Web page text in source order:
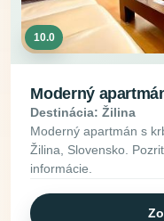
10.0
Moderný
Destinácia: Žilina
Moderný apartmán s
Žilina, Slovensko.
informácie.